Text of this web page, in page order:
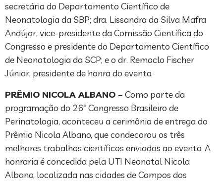
secretária do Departamento Científico de
Neonatologia da SBP; dra. Lissandra da Silva Mafra
Andújar, vice-presidente da Comissão Científica do
Congresso e presidente do Departamento Científico
de Neonatologia da SCP; e o dr. Remaclo Fischer
Júnior, presidente de honra do evento.
PRÊMIO NICOLA ALBANO – Como parte da
programação do 26º Congresso Brasileiro de
Perinatologia, aconteceu a cerimônia de entrega do
Prêmio Nicola Albano, que condecorou os três
melhores trabalhos científicos enviados ao evento. A
honraria é concedida pela UTI Neonatal Nicola
Albano, localizada nas cidades de Campos dos